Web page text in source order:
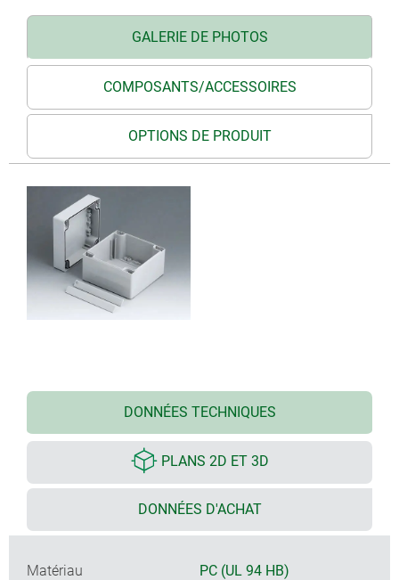
GALERIE DE PHOTOS
COMPOSANTS/ACCESSOIRES
OPTIONS DE PRODUIT
DONNÉES TECHNIQUES
PLANS 2D ET 3D
DONNÉES D'ACHAT
Matériau
PC (UL 94 HB)